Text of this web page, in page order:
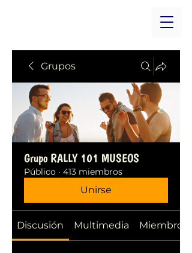
Grupos
Grupo RALLY 101 MUSEOS
Público · 413 miembros
Unirse
Discusión Multimedia Miembros